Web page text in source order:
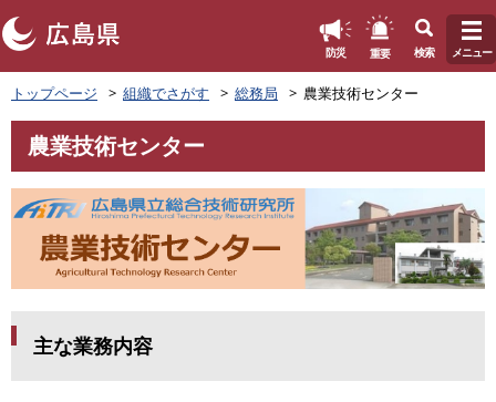
ペ
ー
ジ
先
頭
で
防災 重要 検索 メニュー
トップページ 組織でさがす 総務局 農業技術センター
文
農業技術センター
主な業務内容